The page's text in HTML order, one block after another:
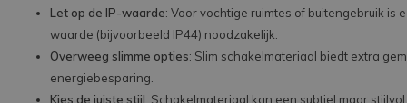
Let op de IP-waarde: Voor vochtige ruimtes of buitengebruik is
waarde (bijvoorbeeld IP44) noodzakelijk.
Overweeg slimme opties: Slim schakelmateriaal biedt extra
energiebesparing.
Kies de juiste stijl: Schakelmateriaal kan een subtiel maar